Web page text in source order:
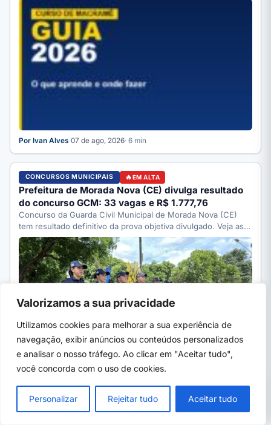
Valorizamos a sua privacidade
Utilizamos cookies para melhorar a sua experiência de
navegação, exibir anúncios ou conteúdos personalizados
e analisar o nosso tráfego. Ao clicar em "Aceitar tudo",
você concorda com o uso de cookies.
Personalizar Rejeitar tudo Aceitar tudo
Por Ivan Alves·07 de ago, 2026· 6 min
CONCURSOS MUNICIPAIS EM ALTA
Prefeitura de Morada Nova (CE) divulga resultado
do concurso GCM: 33 vagas e R$ 1.777,76
Concurso da Guarda Civil Municipal de Morada Nova (CE)
tem resultado definitivo da prova objetiva divulgado. Veja as…
Fies 2026: MEC convoca lista de espera com